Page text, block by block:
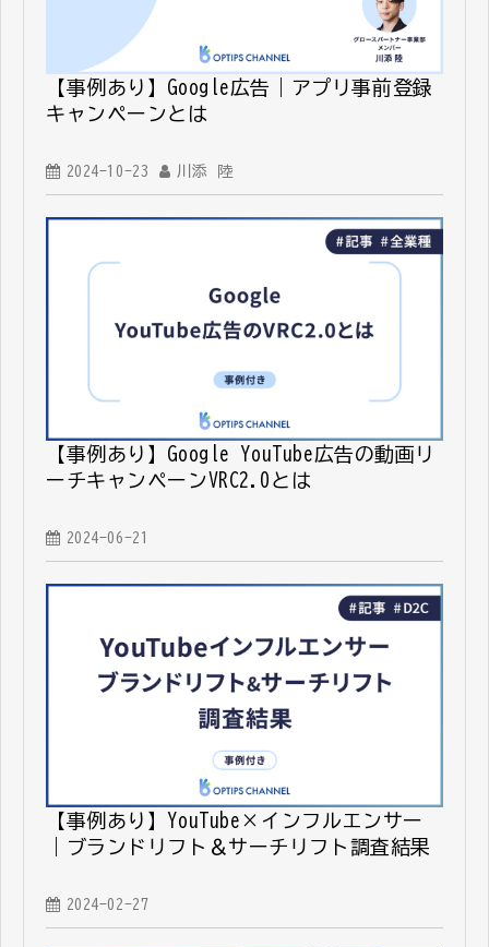
【事例あり】Google広告｜アプリ事前登録
キャンペーンとは
2024-10-23 川添 陸
【事例あり】Google YouTube広告の動画リ
ーチキャンペーンVRC2.0とは
2024-06-21
【事例あり】YouTube×インフルエンサー
｜ブランドリフト＆サーチリフト調査結果
2024-02-27